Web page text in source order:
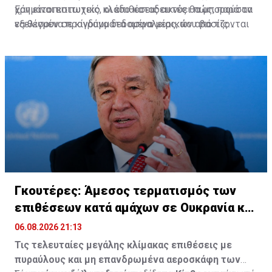
χρηματοπιστωτικό κλάδο καταδεικνύει πώς, παρά τα
εξελιγμένα προγράμματα ασφαλείας, που βασίζονται
αποτελεσματικών.
Εάν είναι επιτυχείς, οι επιθέσεις αυτές θα μπορούσαν
να θέσουν σε κίνδυνο δεδομένα μερικών από τις
Γκουτέρες: Άμεσος τερματισμός των
επιθέσεων κατά αμάχων σε Ουκρανία και
Ρωσία
06.08.2026 21:13
Τις τελευταίες μεγάλης κλίμακας επιθέσεις με
πυραύλους και μη επανδρωμένα αεροσκάφη των